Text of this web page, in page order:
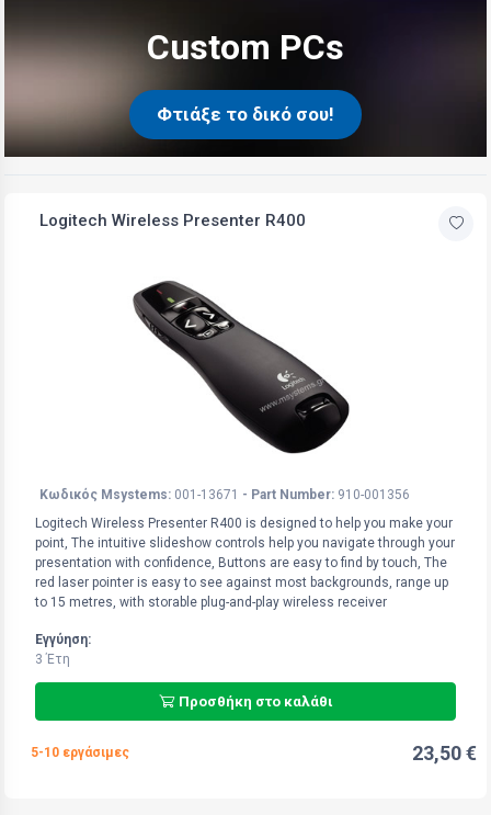
Custom PCs
Φτιάξε το δικό σου!
Logitech Wireless Presenter R400
Κωδικός Msystems: 001-13671 - Part Number: 910-001356
Logitech Wireless Presenter R400 is designed to help you make your
point, The intuitive slideshow controls help you navigate through your
presentation with confidence, Buttons are easy to find by touch, The
red laser pointer is easy to see against most backgrounds, range up
to 15 metres, with storable plug-and-play wireless receiver
Εγγύηση:
3 Έτη
Προσθήκη στο καλάθι
5-10 εργάσιμες 23,50 €